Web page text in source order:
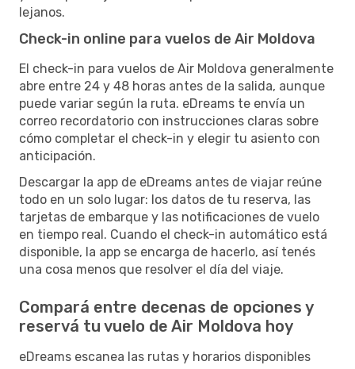
lejanos.
Check-in online para vuelos de Air Moldova
El check-in para vuelos de Air Moldova generalmente
abre entre 24 y 48 horas antes de la salida, aunque
puede variar según la ruta. eDreams te envía un
correo recordatorio con instrucciones claras sobre
cómo completar el check-in y elegir tu asiento con
anticipación.
Descargar la app de eDreams antes de viajar reúne
todo en un solo lugar: los datos de tu reserva, las
tarjetas de embarque y las notificaciones de vuelo
en tiempo real. Cuando el check-in automático está
disponible, la app se encarga de hacerlo, así tenés
una cosa menos que resolver el día del viaje.
Compará entre decenas de opciones y
reservá tu vuelo de Air Moldova hoy
eDreams escanea las rutas y horarios disponibles